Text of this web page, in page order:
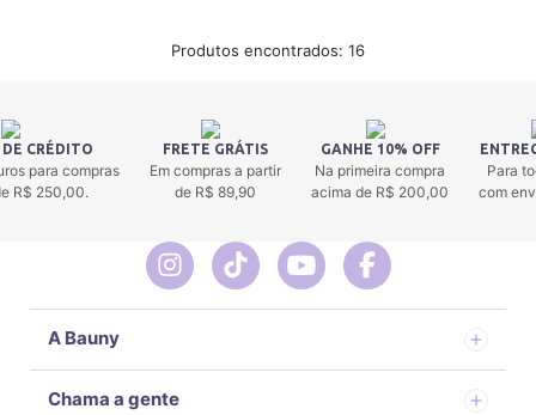
Produtos encontrados: 16
CRÉDITO
para compras
R$ 250,00.
FRETE GRÁTIS
Em compras a partir
de R$ 89,90
GANHE 10% OFF
Na primeira compra
acima de R$ 200,00
Para
com
A Bauny
Chama a gente